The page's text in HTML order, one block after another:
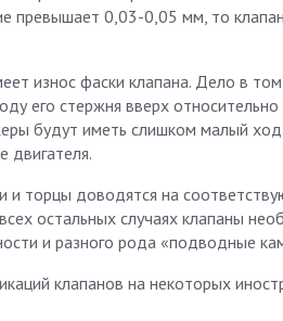
превышает 0,03-0,05 мм, то
износ фаски клапана. Дело в
его стержня вверх
будут иметь слишком малый ход
двигателя.
и торцы доводятся на
остальных случаях клапаны
и разного рода «подводные
клапанов на некоторых